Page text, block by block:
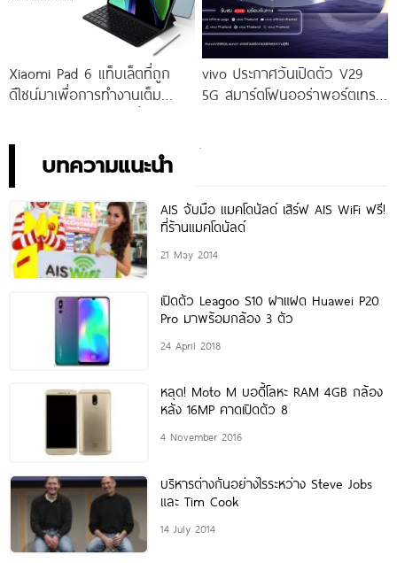
Xiaomi Pad 6 แท็บเล็ตที่ถูก
ดีไซน์มาเพื่อการทำงานเต็ม
vivo ประกาศวันเปิดตัว V29
5G สมาร์ตโฟนออร่าพอร์ตเทร
บทความแนะนำ
AIS จับมือ แมคโดนัลด์ เสิร์ฟ AIS WiFi ฟรี!
ที่ร้านแมคโดนัลด์
21 May 2014
เปิดตัว Leagoo S10 ฝาแฝด Huawei P20
Pro มาพร้อมกล้อง 3 ตัว
24 April 2018
หลุด! Moto M บอดี้โลหะ RAM 4GB กล้อง
หลัง 16MP คาดเปิดตัว 8
4 November 2016
บริหารต่างกันอย่างไรระหว่าง Steve Jobs
และ Tim Cook
14 July 2014